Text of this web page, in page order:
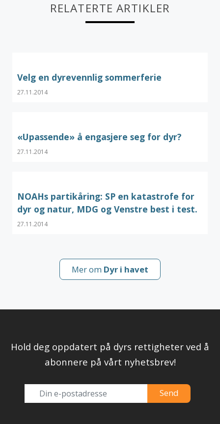
RELATERTE ARTIKLER
Velg en dyrevennlig sommerferie
27.11.2014
«Upassende» å engasjere seg for dyr?
27.11.2014
NOAHs partikåring: SP en katastrofe for
dyr og natur, MDG og Venstre best i test.
27.11.2014
Mer om Dyr i havet
Hold deg oppdatert på dyrs rettigheter ved å
abonnere på vårt nyhetsbrev!